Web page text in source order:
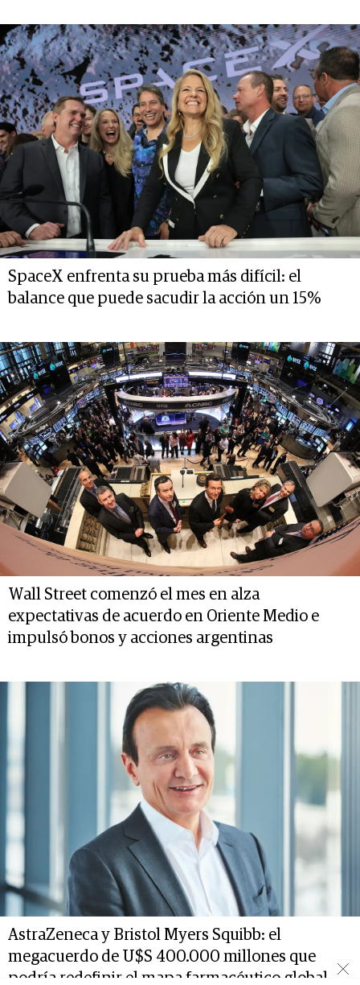
SpaceX enfrenta su prueba más difícil: el
balance que puede sacudir la acción un 15%
Wall Street comenzó el mes en alza
expectativas de acuerdo en Oriente Medio e
impulsó bonos y acciones argentinas
AstraZeneca y Bristol Myers Squibb: el
megacuerdo de U$S 400.000 millones que
podría redefinir el mapa farmacéutico global